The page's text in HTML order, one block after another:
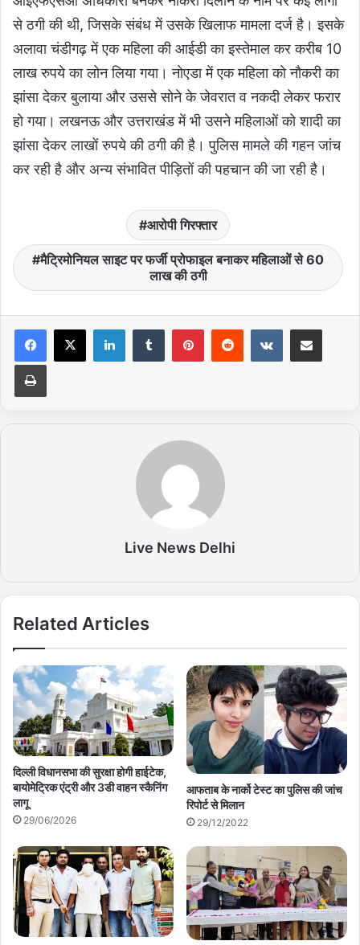
से ठगी की थी, जिसके संबंध में उसके खिलाफ मामला दर्ज है। इसके
अलावा चंडीगढ़ में एक महिला की आईडी का इस्तेमाल कर करीब 10
लाख रुपये का लोन लिया गया। नोएडा में एक महिला को नौकरी का
झांसा देकर बुलाया और उससे सोने के जेवरात व नकदी लेकर फरार
हो गया। लखनऊ और उत्तराखंड में भी उसने महिलाओं को शादी का
झांसा देकर लाखों रुपये की ठगी की है। पुलिस मामले की गहन जांच
कर रही है और अन्य संभावित पीड़ितों की पहचान की जा रही है।
आरोपी गिरफ्तार
मैट्रिमोनियल साइट पर फर्जी प्रोफाइल बनाकर महिलाओं से 60
लाख की ठगी
Live News Delhi
Related Articles
दिल्ली विधानसभा की सुरक्षा होगी हाईटेक,
बायोमेट्रिक एंट्री और 3डी वाहन स्कैनिंग
लागू
29/06/2026
आफताब के नार्को टेस्ट का पुलिस की जांच
रिपोर्ट से मिलान
29/12/2022